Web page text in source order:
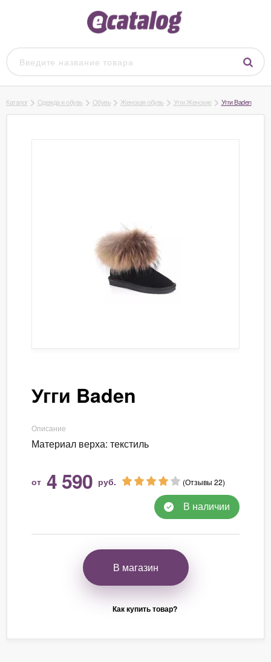
Каталог Одежда и обувь Обувь Женская обувь Угги Женские Угги Baden
Угги Baden
Описание
Материал верха: текстиль
от 4 590 руб. (Отзывы 22)
В наличии
В магазин
Как купить товар?